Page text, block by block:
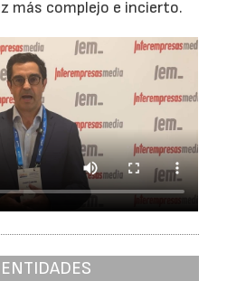
más complejo e incierto.